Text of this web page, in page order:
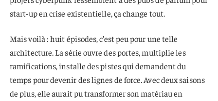
start-up en crise existentielle, ça change tout.
Mais voilà : huit épisodes, c’est peu pour une telle
architecture. La série ouvre des portes, multiplie les
ramifications, installe des pistes qui demandent du
temps pour devenir des lignes de force. Avec deux saisons
de plus, elle aurait pu transformer son matériau en